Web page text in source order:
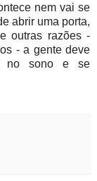
nem vai se
abrir uma porta,
outras razões -
- a gente deve
no sono e se